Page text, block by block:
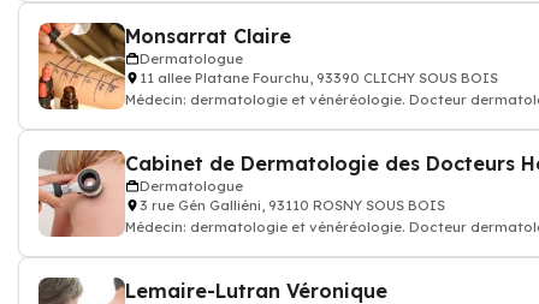
Monsarrat Claire
Dermatologue
11 allee Platane Fourchu, 93390 CLICHY SOUS BOIS
Médecin: dermatologie et vénéréologie. Docteur
Dermatologue
3 rue Gén Galliéni, 93110 ROSNY SOUS BOIS
Médecin: dermatologie et vénéréologie. Docteur
Lemaire-Lutran Véronique